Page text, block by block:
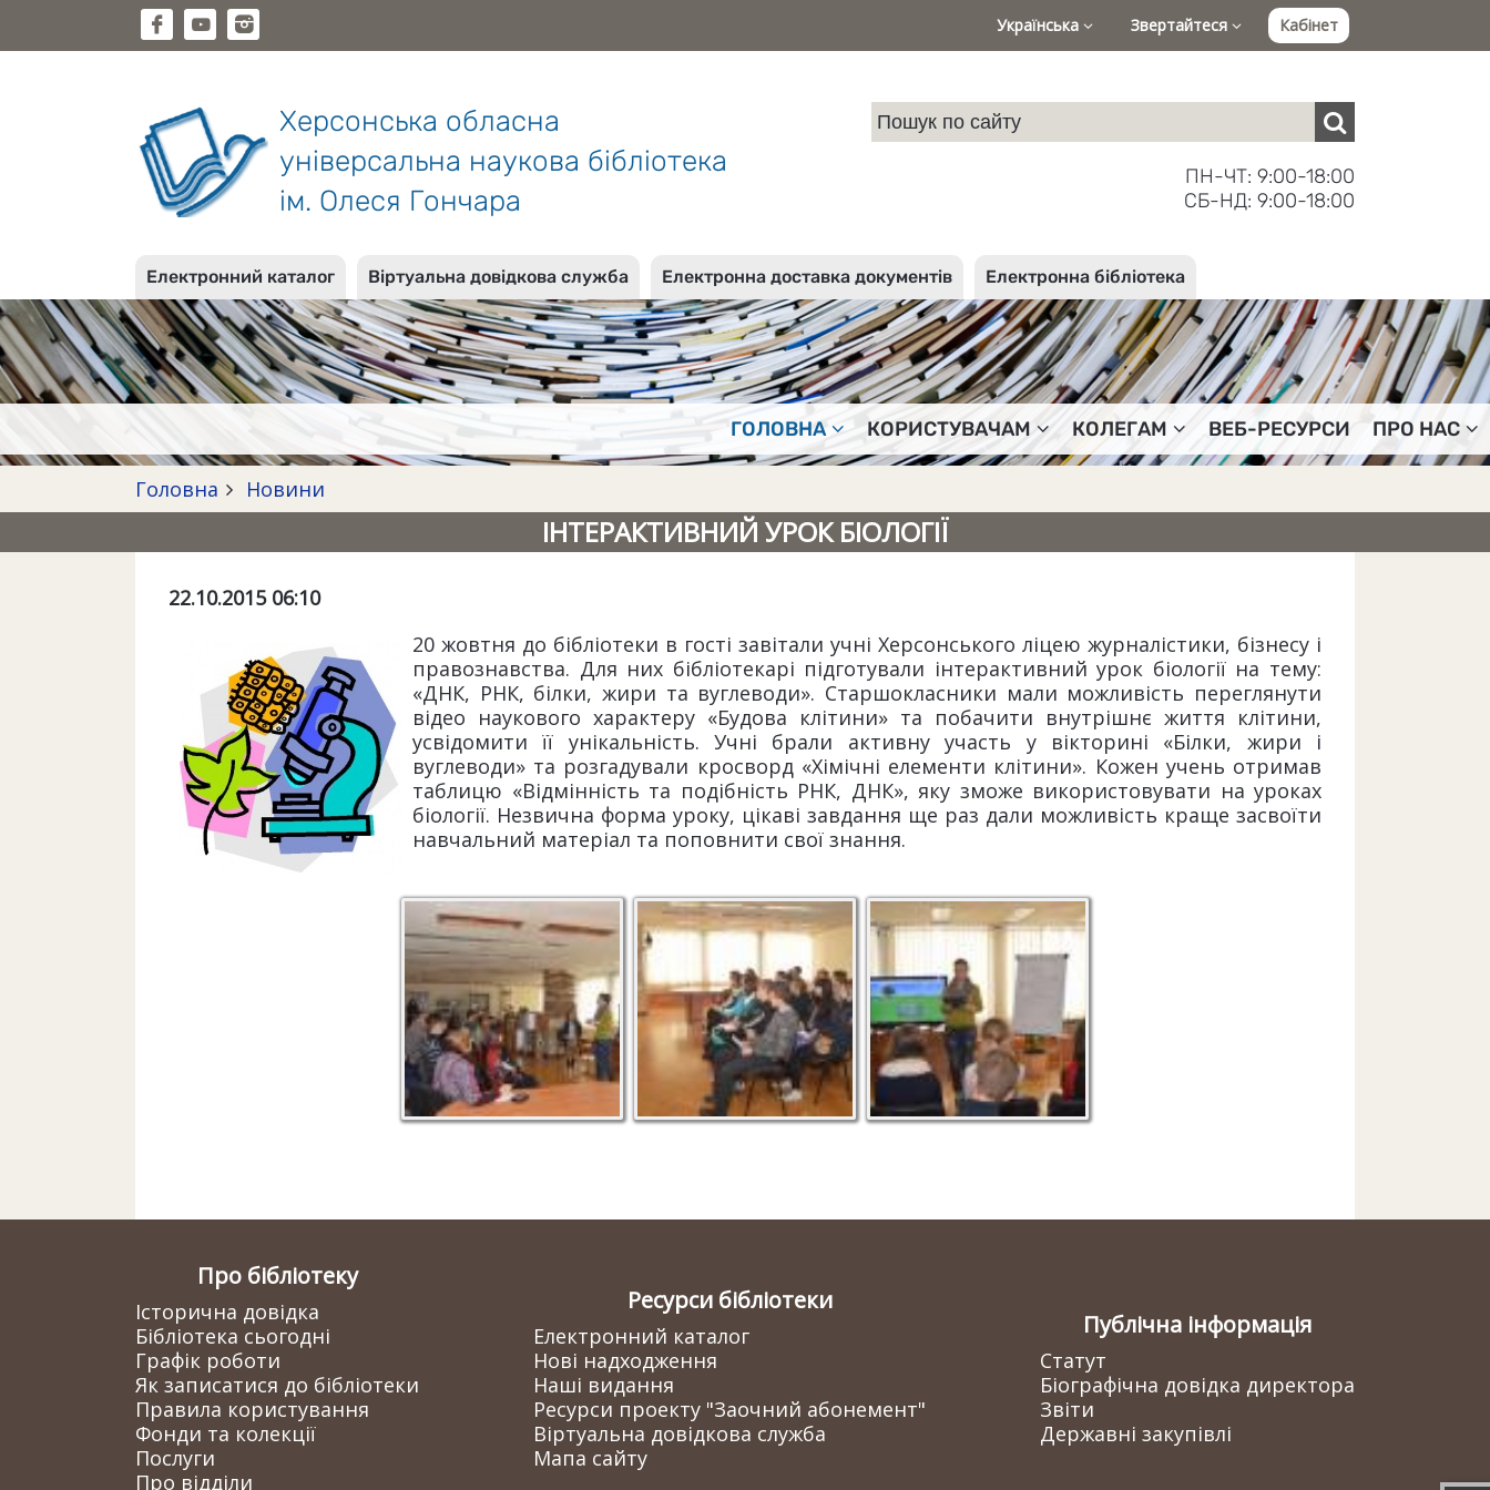
Українська Звертайтеся Кабінет
Херсонська обласна
універсальна наукова бібліотека
ім. Олеся Гончара
ПН-ЧТ: 9:00-18:00
СБ-НД: 9:00-18:00
Електронний каталог Віртуальна довідкова служба Електронна доставка документів Електронна бібліотека
ГОЛОВНА КОРИСТУВАЧАМ КОЛЕГАМ ВЕБ-РЕСУРСИ ПРО НАС
Головна Новини
ІНТЕРАКТИВНИЙ УРОК БІОЛОГІЇ
22.10.2015 06:10
20 жовтня до бібліотеки в гості завітали учні Херсонського ліцею журналістики, бізнесу і
правознавства. Для них бібліотекарі підготували інтерактивний урок біології на тему:
«ДНК, РНК, білки, жири та вуглеводи». Старшокласники мали можливість переглянути
відео наукового характеру «Будова клітини» та побачити внутрішнє життя клітини,
усвідомити її унікальність. Учні брали активну участь у вікторині «Білки, жири і
вуглеводи» та розгадували кросворд «Хімічні елементи клітини». Кожен учень отримав
таблицю «Відмінність та подібність РНК, ДНК», яку зможе використовувати на уроках
біології. Незвична форма уроку, цікаві завдання ще раз дали можливість краще засвоїти
навчальний матеріал та поповнити свої знання.
Про бібліотеку
Історична довідка
Бібліотека сьогодні
Графік роботи
Як записатися до бібліотеки
Правила користування
Фонди та колекції
Послуги
Про відділи
Ресурси бібліотеки
Електронний каталог
Нові надходження
Наші видання
Ресурси проекту "Заочний абонемент"
Віртуальна довідкова служба
Мапа сайту
Публічна інформація
Статут
Біографічна довідка директора
Звіти
Державні закупівлі